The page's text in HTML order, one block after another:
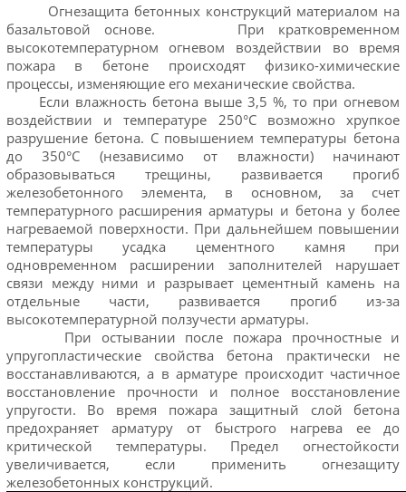
Огнезащита бетонных конструкций материалом на
базальтовой основе. При кратковременном
высокотемпературном огневом воздействии во время
пожара в бетоне происходят физико-химические
процессы, изменяющие его механические свойства.
Если влажность бетона выше 3,5 %, то при огневом
воздействии и температуре 250°С возможно хрупкое
разрушение бетона. С повышением температуры бетона
до 350°С (независимо от влажности) начинают
образовываться трещины, развивается прогиб
железобетонного элемента, в основном, за счет
температурного расширения арматуры и бетона у более
нагреваемой поверхности. При дальнейшем повышении
температуры усадка цементного камня при
одновременном расширении заполнителей нарушает
связи между ними и разрывает цементный камень на
отдельные части, развивается прогиб из-за
высокотемпературной ползучести арматуры.
При остывании после пожара прочностные и
упругопластические свойства бетона практически не
восстанавливаются, а в арматуре происходит частичное
восстановление прочности и полное восстановление
упругости. Во время пожара защитный слой бетона
предохраняет арматуру от быстрого нагрева ее до
критической температуры. Предел огнестойкости
увеличивается, если применить огнезащиту
железобетонных конструкций.